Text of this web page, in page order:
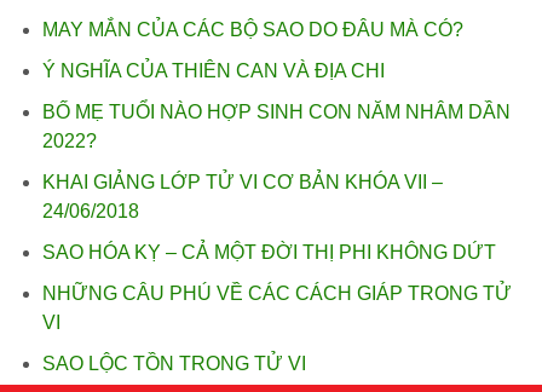
MAY MẮN CỦA CÁC BỘ SAO DO ĐÂU MÀ CÓ?
Ý NGHĨA CỦA THIÊN CAN VÀ ĐỊA CHI
BỐ MẸ TUỔI NÀO HỢP SINH CON NĂM NHÂM DẦN
2022?
KHAI GIẢNG LỚP TỬ VI CƠ BẢN KHÓA VII –
24/06/2018
SAO HÓA KỴ – CẢ MỘT ĐỜI THỊ PHI KHÔNG DỨT
NHỮNG CÂU PHÚ VỀ CÁC CÁCH GIÁP TRONG TỬ
VI
SAO LỘC TỒN TRONG TỬ VI